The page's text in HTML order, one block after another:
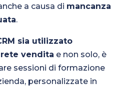
a causa di mancanza
.
sia utilizzato
vendita e non solo, è
sessioni di formazione
personalizzate in